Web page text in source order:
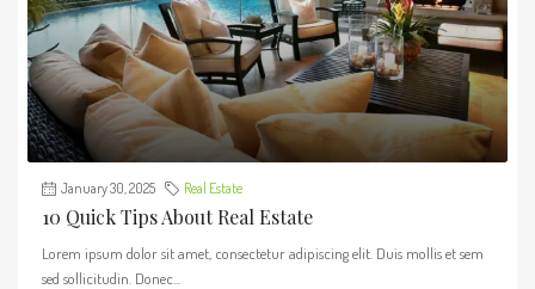
January 30, 2025 Real Estate
10 Quick Tips About Real Estate
Lorem ipsum dolor sit amet, consectetur adipiscing elit. Duis mollis et sem
sed sollicitudin. Donec...